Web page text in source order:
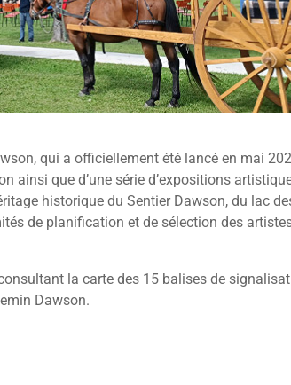
qui a officiellement été lancé en mai
ainsi que d’une série d’expositions
historique du Sentier Dawson, du lac
de planification et de sélection des
la carte des 15 balises de
Dawson.